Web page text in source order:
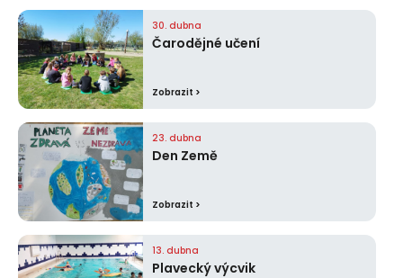
30. dubna
Čarodějné učení
Zobrazit >
23. dubna
Den Země
Zobrazit >
13. dubna
Plavecký výcvik